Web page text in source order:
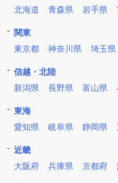
北海道
青森県 岩手県
関東
東京都
神奈川県 埼玉県
信越・北陸
新潟県
長野県 富山県
東海
愛知県
岐阜県 静岡県
近畿
大阪府
兵庫県 京都府